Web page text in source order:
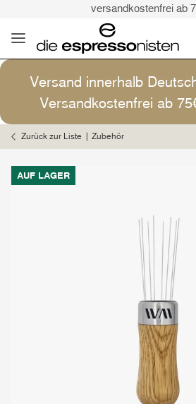
versandkostenfrei ab
Versand: 4,90€ (D)
versandkostenfrei ab
Kaffee ist Kunst
Versand innerhalb
Versandkostenfrei ab
Zurück zur Liste Zubehör
AUF LAGER